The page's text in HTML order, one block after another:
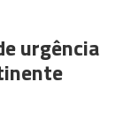
urgência